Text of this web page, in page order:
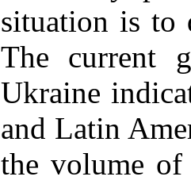
situation is to
The current
Ukraine
and Latin
the volume